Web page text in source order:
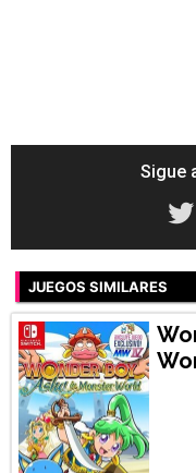
Sigue
JUEGOS SIMILARES